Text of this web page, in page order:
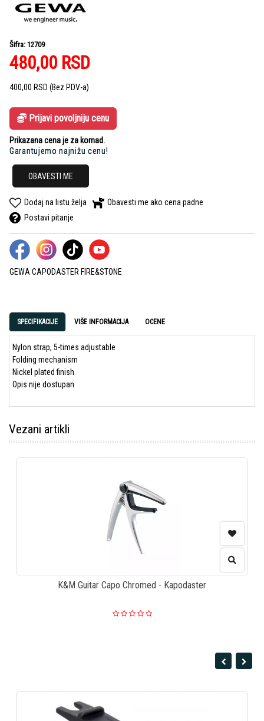
Šifra: 12709
480,00 RSD
400,00 RSD (Bez PDV-a)
Prijavi povoljniju cenu
Prikazana cena je za komad.
Garantujemo najnižu cenu!
OBAVESTI ME
Dodaj na listu želja
Obavesti me ako cena padne
Postavi pitanje
GEWA CAPODASTER FIRE&STONE
SPECIFIKACIJE VIŠE INFORMACIJA OCENE
Nylon strap, 5-times adjustable
Folding mechanism
Nickel plated finish
Opis nije dostupan
Vezani artikli
K&M Guitar Capo Chromed - Kapodaster